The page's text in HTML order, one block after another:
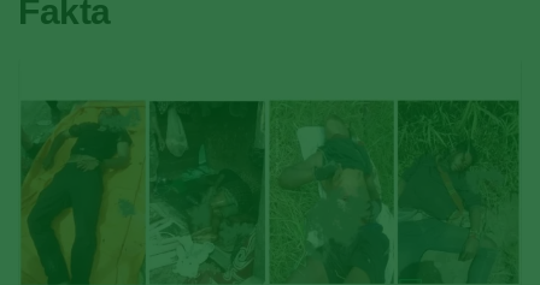
Fakta